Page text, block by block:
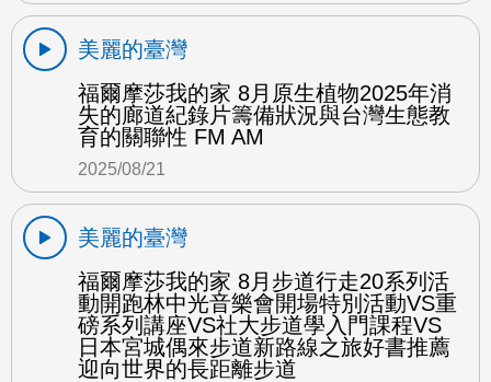
美麗的臺灣
福爾摩莎我的家 8月原生植物2025年消
失的廊道紀錄片籌備狀況與台灣生態教
育的關聯性 FM AM
2025/08/21
美麗的臺灣
福爾摩莎我的家 8月步道行走20系列活
動開跑林中光音樂會開場特別活動VS重
磅系列講座VS社大步道學入門課程VS
日本宮城偶來步道新路線之旅好書推薦
迎向世界的長距離步道